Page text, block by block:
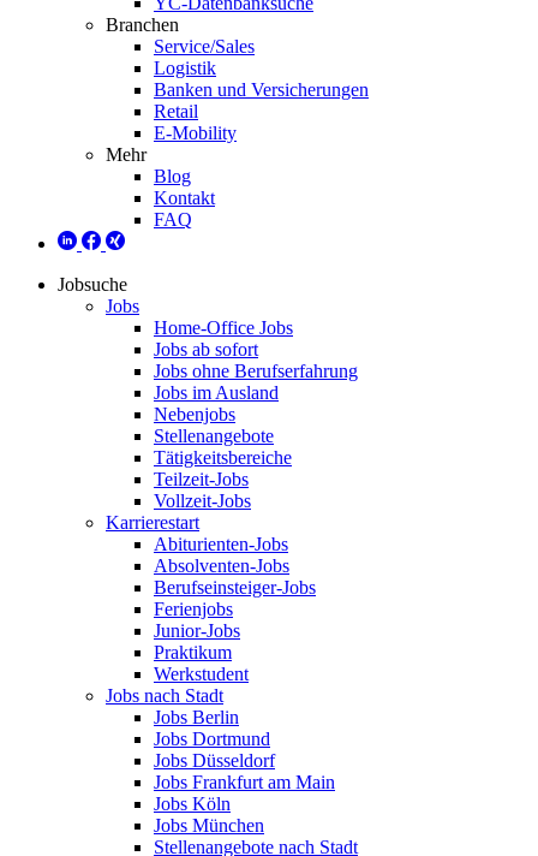
Branchen
Service/Sales
Logistik
Banken und Versicherungen
Retail
E-Mobility
Mehr
Blog
Kontakt
FAQ
Jobsuche
Jobs
Home-Office Jobs
Jobs ab sofort
Jobs ohne Berufserfahrung
Jobs im Ausland
Nebenjobs
Stellenangebote
Tätigkeitsbereiche
Teilzeit-Jobs
Vollzeit-Jobs
Karrierestart
Abiturienten-Jobs
Absolventen-Jobs
Berufseinsteiger-Jobs
Ferienjobs
Junior-Jobs
Praktikum
Werkstudent
Jobs nach Stadt
Jobs Berlin
Jobs Dortmund
Jobs Düsseldorf
Jobs Frankfurt am Main
Jobs Köln
Jobs München
Stellenangebote nach Stadt